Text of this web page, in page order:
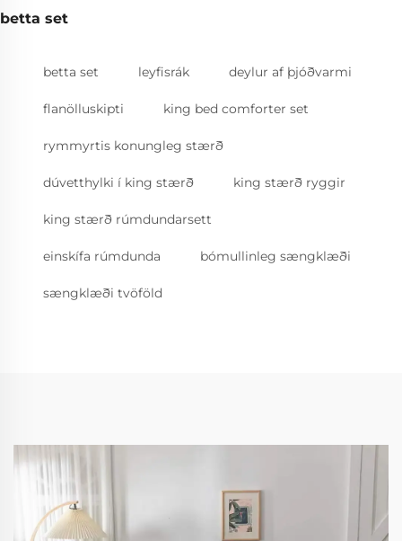
betta set
betta set leyfisrák deylur af þjóðvarmi
flanölluskipti king bed comforter set
rymmyrtis konungleg stærð
dúvetthylki í king stærð king stærð ryggir
king stærð rúmdundarsett
einskífa rúmdunda bómullinleg sængklæði
sængklæði tvöföld